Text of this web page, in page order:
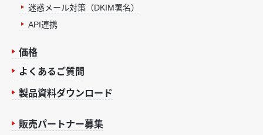
迷惑メール対策（DKIM署名）
API連携
価格
よくあるご質問
製品資料ダウンロード
販売パートナー募集